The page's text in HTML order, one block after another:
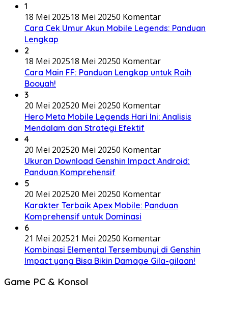
1
18 Mei 202518 Mei 20250 Komentar
Cara Cek Umur Akun Mobile Legends: Panduan
Lengkap
2
18 Mei 202518 Mei 20250 Komentar
Cara Main FF: Panduan Lengkap untuk Raih
Booyah!
3
20 Mei 202520 Mei 20250 Komentar
Hero Meta Mobile Legends Hari Ini: Analisis
Mendalam dan Strategi Efektif
4
20 Mei 202520 Mei 20250 Komentar
Ukuran Download Genshin Impact Android:
Panduan Komprehensif
5
20 Mei 202520 Mei 20250 Komentar
Karakter Terbaik Apex Mobile: Panduan
Komprehensif untuk Dominasi
6
21 Mei 202521 Mei 20250 Komentar
Kombinasi Elemental Tersembunyi di Genshin
Impact yang Bisa Bikin Damage Gila-gilaan!
Game PC & Konsol